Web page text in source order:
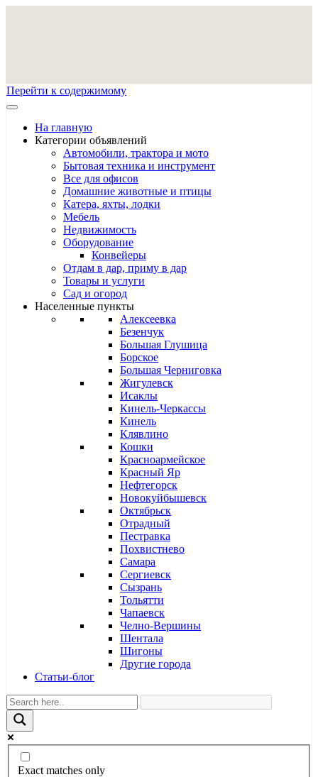
Перейти к содержимому
На главную
Категории объявлений
Автомобили, трактора и мото
Бытовая техника и инструмент
Все для офисов
Домашние животные и птицы
Катера, яхты, лодки
Мебель
Недвижимость
Оборудование
Конвейеры
Отдам в дар, приму в дар
Товары и услуги
Сад и огород
Населенные пункты
Алексеевка
Безенчук
Большая Глушица
Борское
Большая Черниговка
Жигулевск
Исаклы
Кинель-Черкассы
Кинель
Клявлино
Кошки
Красноармейское
Красный Яр
Нефтегорск
Новокуйбышевск
Октябрьск
Отрадный
Пестравка
Похвистнево
Самара
Сергиевск
Сызрань
Тольятти
Чапаевск
Челно-Вершины
Шентала
Шигоны
Другие города
Статьи-блог
Exact matches only